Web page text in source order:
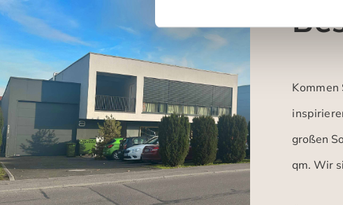
Kommen
großen
qm. Wir